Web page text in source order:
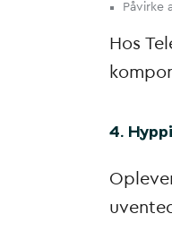
Påvirke
Hos
4.